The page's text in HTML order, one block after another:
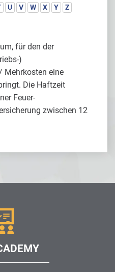
U V W X Y Z
für den der
)
Mehrkosten eine
Die Haftzeit
Feuer-
zwischen 12